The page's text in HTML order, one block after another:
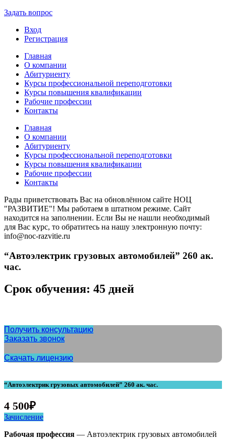
Задать вопрос
Вход
Регистрация
Главная
О компании
Абитуриенту
Курсы профессиональной переподготовки
Курсы повышения квалификации
Рабочие профессии
Контакты
Главная
О компании
Абитуриенту
Курсы профессиональной переподготовки
Курсы повышения квалификации
Рабочие профессии
Контакты
Рады приветствовать Вас на обновлённом сайте НОЦ
"РАЗВИТИЕ"! Мы работаем в штатном режиме. Сайт
находится на заполнении. Если Вы не нашли необходимый
для Вас курс, то обратитесь на нашу электронную почту:
info@noc-razvitie.ru
“Автоэлектрик грузовых автомобилей” 260 ак.
час.
Срок обучения: 45 дней
Получить консультацию
Заказать звонок
Скачать лицензию
“Автоэлектрик грузовых автомобилей” 260 ак. час.
4 500₽
Зачисление
Рабочая профессия — Автоэлектрик грузовых автомобилей